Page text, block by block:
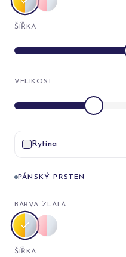
ŠÍŘKA
VELIKOST
Rytina
PÁNSKÝ PRSTEN
BARVA ZLATA
ŠÍŘKA